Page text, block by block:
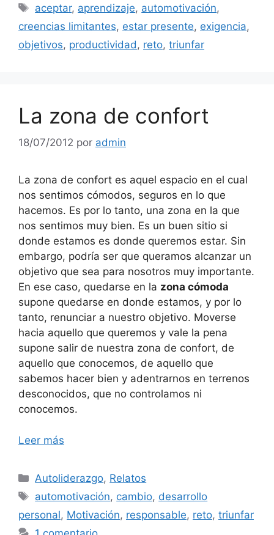
Etiquetas
aceptar, aprendizaje, automotivación,
creencias limitantes, estar presente, exigencia,
objetivos, productividad , reto, triunfar
La zona de confort
18/07/2012 por admin
La zona de confort es aquel espacio en el cual
nos sentimos cómodos, seguros en lo que
hacemos. Es por lo tanto, una zona en la que
nos sentimos muy bien. Es un buen sitio si
donde estamos es donde queremos estar. Sin
embargo, podría ser que queramos alcanzar un
objetivo que sea para nosotros muy importante.
En ese caso, quedarse en la zona cómoda
supone quedarse en donde estamos, y por lo
tanto, renunciar a nuestro objetivo. Moverse
hacia aquello que queremos y vale la pena
supone salir de nuestra zona de confort, de
aquello que conocemos, de aquello que
sabemos hacer bien y adentrarnos en terrenos
desconocidos, que no controlamos ni
conocemos.
Leer más
Categorías
Autoliderazgo, Relatos
Etiquetas
automotivación, cambio, desarrollo
personal, Motivación, responsable, reto, triunfar